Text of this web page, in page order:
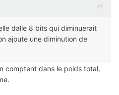
dalle 8 bits qui diminuerait
ajoute une diminution de
comptent dans le poids total,